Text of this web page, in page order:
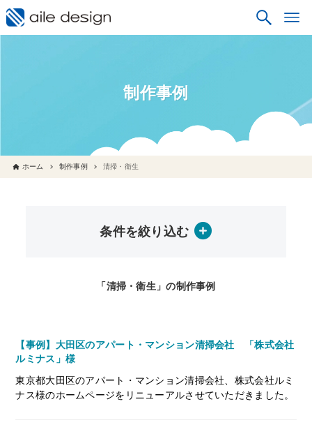
制作事例
ホーム 制作事例 清掃・衛生
条件を絞り込む
「清掃・衛生」の制作事例
【事例】大田区のアパート・マンション清掃会社 「株式会社
ルミナス」様
東京都大田区のアパート・マンション清掃会社、株式会社ルミ
ナス様のホームページをリニューアルさせていただきました。